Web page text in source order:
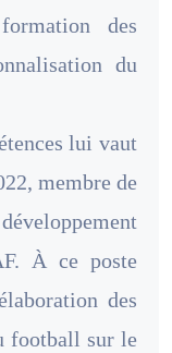
des
du
lui vaut
membre de
À ce poste
des
football sur le